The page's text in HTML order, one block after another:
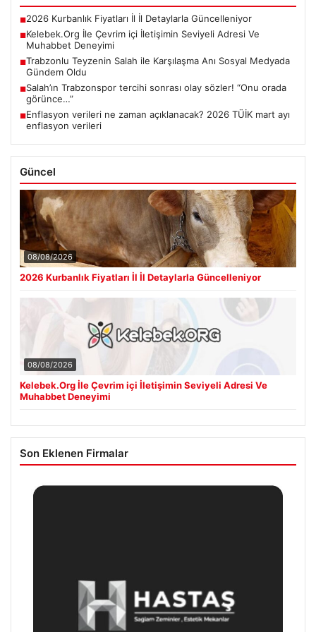
■2026 Kurbanlık Fiyatları İl İl Detaylarla Güncelleniyor
■Kelebek.Org İle Çevrim içi İletişimin Seviyeli Adresi Ve
Muhabbet Deneyimi
■Trabzonlu Teyzenin Salah ile Karşılaşma Anı Sosyal Medyada
Gündem Oldu
■Salah’ın Trabzonspor tercihi sonrası olay sözler! “Onu orada
görünce…”
■Enflasyon verileri ne zaman açıklanacak? 2026 TÜİK mart ayı
enflasyon verileri
Güncel
08/08/2026
2026 Kurbanlık Fiyatları İl İl Detaylarla Güncelleniyor
08/08/2026
Kelebek.Org İle Çevrim içi İletişimin Seviyeli Adresi Ve
Muhabbet Deneyimi
Son Eklenen Firmalar